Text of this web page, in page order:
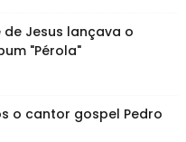
de Jesus lançava o
"Pérola"
o cantor gospel Pedro